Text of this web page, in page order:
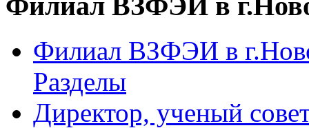
Филиал ВЗФЭИ в
Разделы
Директор, ученый